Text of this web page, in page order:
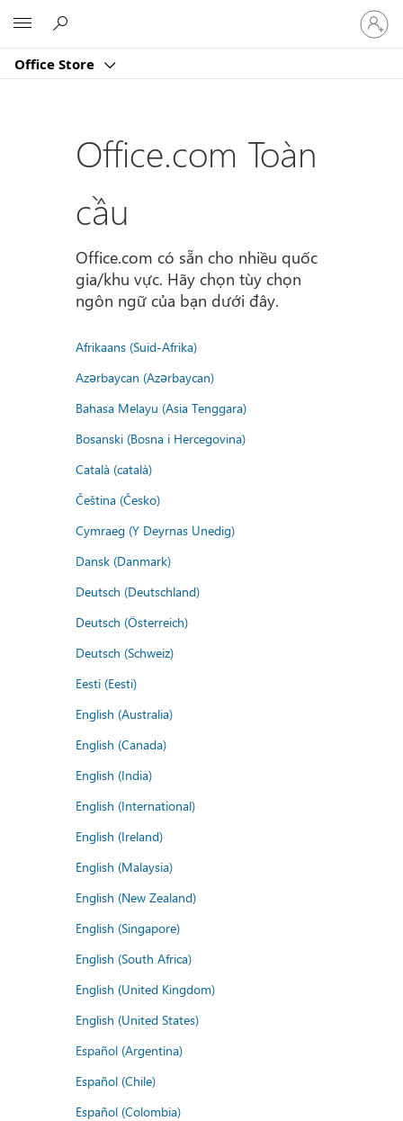
Office Store
Đăng
nhập
tài
của
Office.com Toàn
cầu
Office.com có sẵn cho nhiều quốc
gia/khu vực. Hãy chọn tùy chọn
ngôn ngữ của bạn dưới đây.
Afrikaans (Suid-Afrika)
Azərbaycan (Azərbaycan)
Bahasa Melayu (Asia Tenggara)
Bosanski (Bosna i Hercegovina)
Català (català)
Čeština (Česko)
Cymraeg (Y Deyrnas Unedig)
Dansk (Danmark)
Deutsch (Deutschland)
Deutsch (Österreich)
Deutsch (Schweiz)
Eesti (Eesti)
English (Australia)
English (Canada)
English (India)
English (International)
English (Ireland)
English (Malaysia)
English (New Zealand)
English (Singapore)
English (South Africa)
English (United Kingdom)
English (United States)
Español (Argentina)
Español (Chile)
Español (Colombia)